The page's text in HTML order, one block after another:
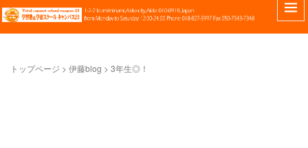
トップページ > 伊藤blog > 3年生◎！